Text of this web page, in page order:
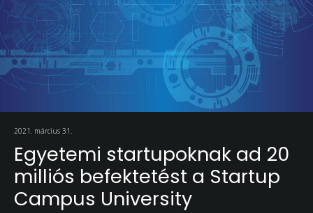
2021. március 31.
Egyetemi startupoknak ad 20
milliós befektetést a Startup
Campus University